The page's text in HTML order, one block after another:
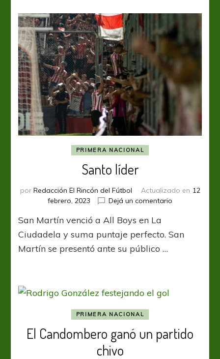
Sarandí
PRIMERA NACIONAL
Santo líder
por Redacción El Rincón del Fútbol Actualizado en 12
febrero, 2023
Dejá un comentario
San Martín venció a All Boys en La
Ciudadela y suma puntaje perfecto. San
Martín se presentó ante su público …
PRIMERA NACIONAL
El Candombero ganó un partido
chivo